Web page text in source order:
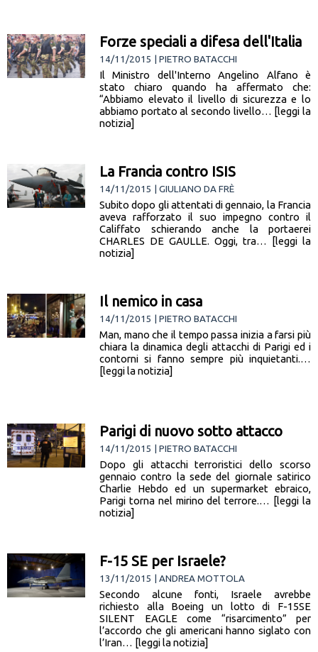
Forze speciali a difesa dell'Italia
14/11/2015 | PIETRO BATACCHI
Il Ministro dell'Interno Angelino Alfano è
stato chiaro quando ha affermato che:
“Abbiamo elevato il livello di sicurezza e lo
abbiamo portato al secondo livello… [leggi la
notizia]
La Francia contro ISIS
14/11/2015 | GIULIANO DA FRÈ
Subito dopo gli attentati di gennaio, la Francia
aveva rafforzato il suo impegno contro il
Califfato schierando anche la portaerei
CHARLES DE GAULLE. Oggi, tra… [leggi la
notizia]
Il nemico in casa
14/11/2015 | PIETRO BATACCHI
Man, mano che il tempo passa inizia a farsi più
chiara la dinamica degli attacchi di Parigi ed i
contorni si fanno sempre più inquietanti.…
[leggi la notizia]
Parigi di nuovo sotto attacco
14/11/2015 | PIETRO BATACCHI
Dopo gli attacchi terroristici dello scorso
gennaio contro la sede del giornale satirico
Charlie Hebdo ed un supermarket ebraico,
Parigi torna nel mirino del terrore.… [leggi la
notizia]
F-15 SE per Israele?
13/11/2015 | ANDREA MOTTOLA
Secondo alcune fonti, Israele avrebbe
richiesto alla Boeing un lotto di F-15SE
SILENT EAGLE come “risarcimento” per
l’accordo che gli americani hanno siglato con
l’Iran… [leggi la notizia]